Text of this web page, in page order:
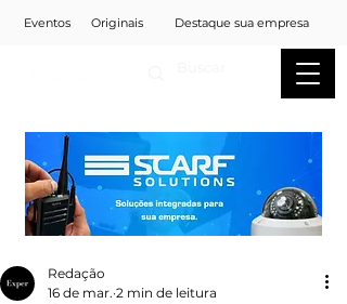
Eventos Originais Destaque sua empresa
Redação
16 de mar. 2 min de leitura